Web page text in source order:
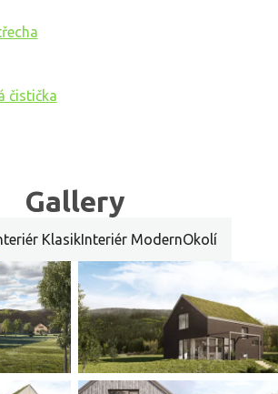
čistička
Gallery
KlasikInteriér ModernOkolí